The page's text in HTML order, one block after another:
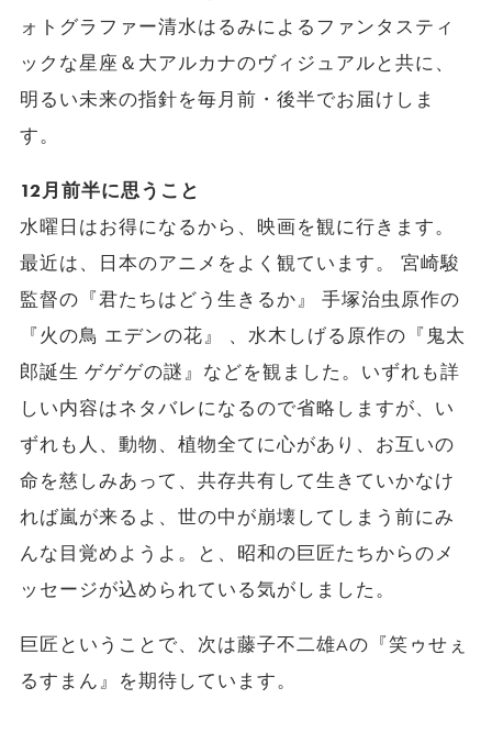
ォトグラファー清水はるみによるファンタスティ
ックな星座＆大アルカナのヴィジュアルと共に、
明るい未来の指針を毎月前・後半でお届けしま
す。
12月前半に思うこと
水曜日はお得になるから、映画を観に行きます。
最近は、日本のアニメをよく観ています。 宮崎駿
監督の『君たちはどう生きるか』 手塚治虫原作の
『火の鳥 エデンの花』 、水木しげる原作の『鬼太
郎誕生 ゲゲゲの謎』などを観ました。いずれも詳
しい内容はネタバレになるので省略しますが、い
ずれも人、動物、植物全てに心があり、お互いの
命を慈しみあって、共存共有して生きていかなけ
れば嵐が来るよ、世の中が崩壊してしまう前にみ
んな目覚めようよ。と、昭和の巨匠たちからのメ
ッセージが込められている気がしました。
巨匠ということで、次は藤子不二雄Aの『笑ゥせぇ
るすまん』を期待しています。